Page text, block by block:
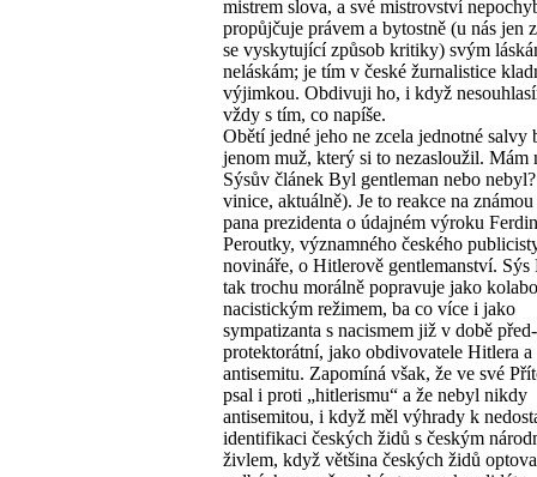
mistrem slova, a své mistrovství
propůjčuje právem a bytostně (u nás jen
se vyskytující způsob kritiky) svým
neláskám; je tím v české žurnalistice
výjimkou. Obdivuji ho, i když
vždy s tím, co napíše.
Obětí jedné jeho ne zcela jednotné salvy
jenom muž, který si to nezasloužil. Mám
Sýsův článek Byl gentleman nebo
vinice, aktuálně). Je to reakce na
pana prezidenta o údajném výroku
Peroutky, významného českého
novináře, o Hitlerově gentlemanství. Sýs
tak trochu morálně popravuje jako
nacistickým režimem, ba co více i jako
sympatizanta s nacismem již v době před-
protektorátní, jako obdivovatele Hitlera a
antisemitu. Zapomíná však, že ve své
psal i proti „hitlerismu“ a že nebyl nikdy
antisemitou, i když měl výhrady k
identifikaci českých židů s českým
živlem, když většina českých židů